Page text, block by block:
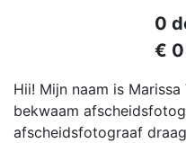
0
€ 0
Hii! Mijn naam is
bekwaam
afscheidsfotograaf